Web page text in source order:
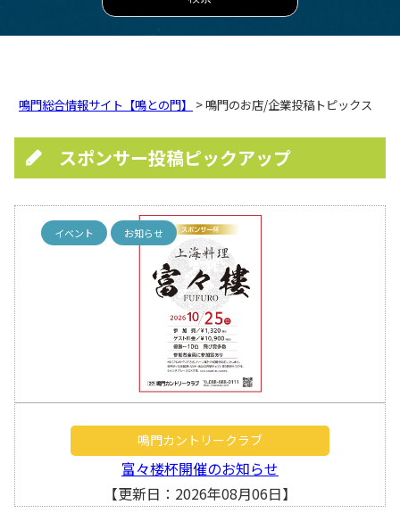
鳴門総合情報サイト【鳴との門】 > 鳴門のお店/企業投稿トピックス
スポンサー投稿ピックアップ
イベント お知らせ
鳴門カントリークラブ
富々楼杯開催のお知らせ
【更新日：2026年08月06日】